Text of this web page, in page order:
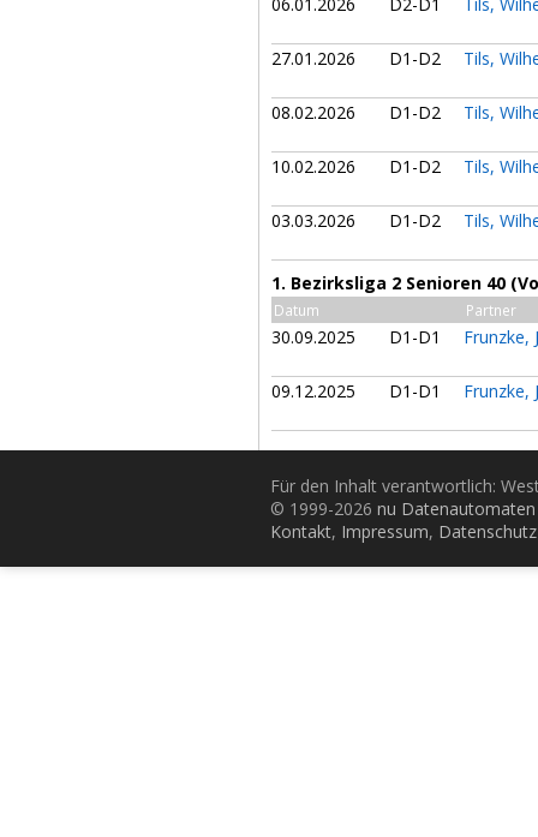
27.01.2026 D1-D2 Tils,
08.02.2026 D1-D2 Tils,
10.02.2026 D1-D2 Tils,
03.03.2026 D1-D2 Tils,
1. Bezirksliga 2 Senioren 40
Datum Partner
30.09.2025 D1-D1 Frunzke,
09.12.2025 D1-D1 Frunzke,
Für den Inhalt verantwortlich:
© 1999-2026 nu
Kontakt, Impressum, Datenschutz